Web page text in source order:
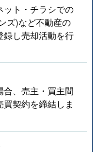
ット・チラシでの
ズ)など不動産の
録し売却活動を行
合、売主・買主間
契約を締結しま